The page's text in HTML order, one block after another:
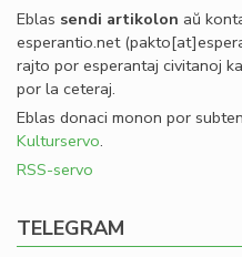
Eblas sendi artikolon aŭ
esperantio.net
rajto por esperantaj civitanoj
por la ceteraj.
Eblas donaci monon por
Kulturservo.
RSS-servo
TELEGRAM